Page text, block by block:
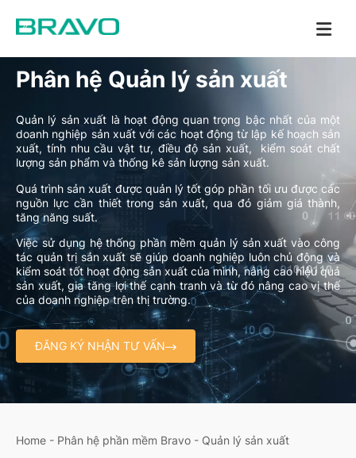
Phân hệ Quản lý sản xuất
Quản lý sản xuất là hoạt động quan trọng bậc nhất của một
doanh nghiệp sản xuất với các hoạt động từ lập kế hoạch sản
xuất, tính nhu cầu vật tư, điều độ sản xuất, kiểm soát chất
lượng sản phẩm và thống kê sản lượng sản xuất.
Quá trình sản xuất được quản lý tốt góp phần tối ưu được các
nguồn lực cần thiết trong sản xuất, qua đó giảm giá thành,
tăng năng suất.
Việc sử dụng hệ thống phần mềm quản lý sản xuất vào công
tác quản trị sản xuất sẽ giúp doanh nghiệp luôn chủ động và
kiểm soát tốt hoạt động sản xuất của mình, nâng cao hiệu quả
sản xuất, gia tăng lợi thế cạnh tranh và từ đó nâng cao vị thế
của doanh nghiệp trên thị trường.
ĐĂNG KÝ NHẬN TƯ VẤN
Home - Phân hệ phần mềm Bravo - Quản lý sản xuất